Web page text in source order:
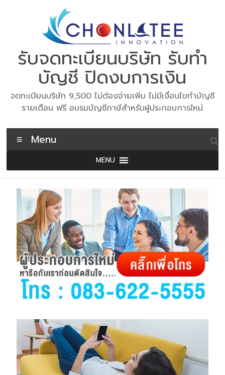
รับจดทะเบียนบริษัท รับทำ
บัญชี ปิดงบการเงิน
จดทะเบียนบริษัท 9,500 ไม่ต้องจ่ายเพิ่ม ไม่มีเงื่อนไขทำบัญชี
รายเดือน ฟรี อบรมบัญชีภาษีสำหรับผู้ประกอบการใหม่
Menu
MENU